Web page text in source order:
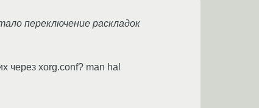
переключение раскладок
через xorg.conf? man hal